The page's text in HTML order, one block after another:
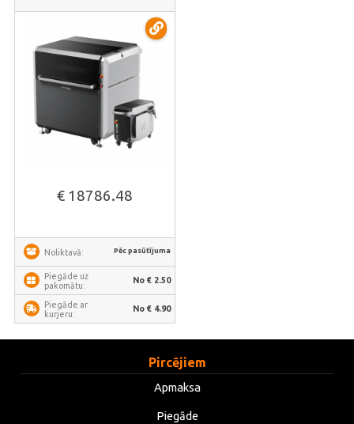
€ 18786.48
Noliktavā: Pēc pasūtījuma
Piegāde uz
pakomātu:
No € 2.50
Piegāde ar
kurjeru:
No € 4.90
Pircējiem
Apmaksa
Piegāde